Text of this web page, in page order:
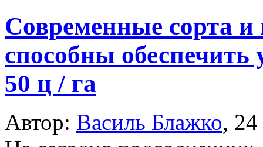
Современные сорта
способны обеспечить
50 ц / га
Автор: Василь Блажко,